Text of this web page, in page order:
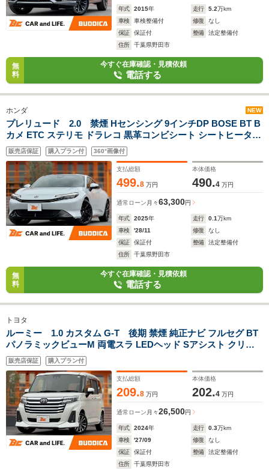
年式 2015年 走行 5.2万km
車検
車検整備付 修復
なし
保証
保証付 整備
法定整備付
住所
千葉県野田市
無
料
今すぐ在庫確認・見積依頼
電話する
ホンダ NEW
プレリュード 2.0 禁煙 Hセンシング 9インチDP BOSE BT B
カメ ETC ステリモ ドラレコ 黒革コンビシート シートヒーター
革ステア LEDヘッド スポーツペダル ワイヤレス充電 ブレンボ
純19AW
販売店保証 購入プラン付 360°画像付
支払総額
499.8 万円
本体価格
490.4 万円
通常ローン 月々63,300円
年式 2025年 走行 0.1万km
車検
'28/11 修復
なし
保証
保証付 整備
法定整備付
住所
千葉県野田市
無
料
今すぐ在庫確認・見積依頼
電話する
トヨタ
ルーミー 1.0 カスタム G-T 後期 禁煙 純正ナビ フルセグ BT
パノラミックビューM 両電スラ LEDヘッド Sアシスト クリソ
ナ シートヒーター ドラレコ ブレーキホールド Aストップ Aラ
イト ETC スマートキー 純正15インチAW
販売店保証 購入プラン付
支払総額
209.8 万円
本体価格
202.4 万円
通常ローン 月々26,500円
年式 2024年 走行 0.3万km
車検
'27/09 修復
なし
保証
保証付 整備
法定整備付
住所
千葉県野田市